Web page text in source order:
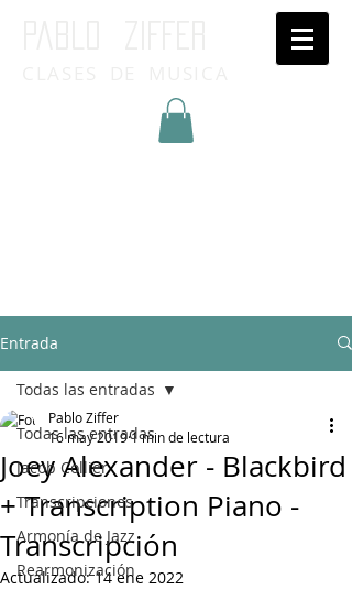
Entrada
Todas las entradas
Jacob Collier
Transcripciones
Armonía de Jazz
Rearmonización
Todas las entradas
Joey Alexander - Blackbird
+ Transcription Piano -
Transcripción
Pablo Ziffer
16 may 20191 min de lectura
Actualizado:14 ene 2022